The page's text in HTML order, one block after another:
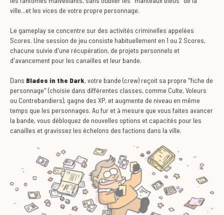
ville...et les vices de votre propre personnage.
Le gameplay se concentre sur des activités criminelles appelées
Scores. Une session de jeu consiste habituellement en 1 ou 2 Scores,
chacune suivie d'une récupération, de projets personnels et
d'avancement pour les canailles et leur bande.
Dans Blades in the Dark, votre bande (crew) reçoit sa propre "fiche de
personnage" (choisie dans différentes classes, comme Culte, Voleurs
ou Contrebandiers), gagne des XP, et augmente de niveau en même
temps que les personnages. Au fur et à mesure que vous faites avancer
la bande, vous débloquez de nouvelles options et capacités pour les
canailles et gravissez les échelons des factions dans la ville.